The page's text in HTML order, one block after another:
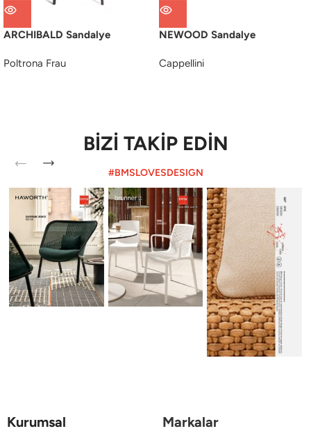
ARCHIBALD Sandalye
Poltrona Frau
NEWOOD Sandalye
Cappellini
BİZİ TAKİP EDİN
#BMSLOVESDESIGN
Kurumsal Markalar